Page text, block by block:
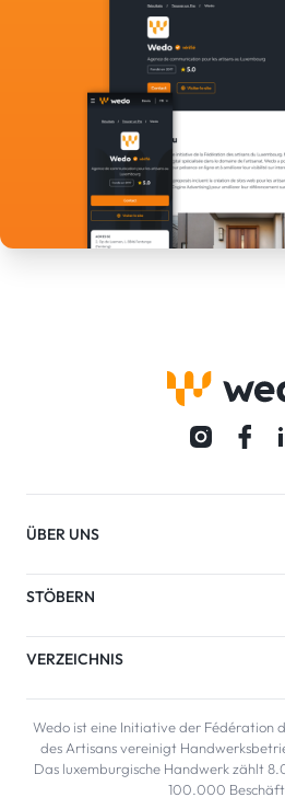
ÜBER UNS
STÖBERN
VERZEICHNIS
Wedo ist eine Initiative der Fédération
des Artisans vereinigt
Das luxemburgische Handwerk zählt
100.000